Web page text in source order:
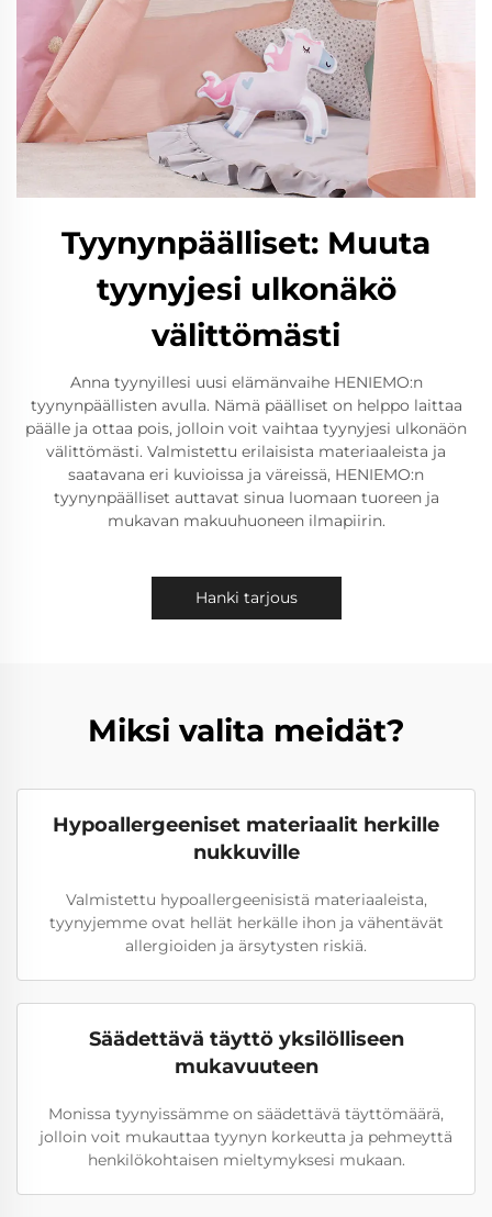
Tyynynpäälliset: Muuta
tyynyjesi ulkonäkö
välittömästi
Anna tyynyillesi uusi elämänvaihe HENIEMO:n
tyynynpäällisten avulla. Nämä päälliset on helppo laittaa
päälle ja ottaa pois, jolloin voit vaihtaa tyynyjesi ulkonäön
välittömästi. Valmistettu erilaisista materiaaleista ja
saatavana eri kuvioissa ja väreissä, HENIEMO:n
tyynynpäälliset auttavat sinua luomaan tuoreen ja
mukavan makuuhuoneen ilmapiirin.
Hanki tarjous
Miksi valita meidät?
Hypoallergeeniset materiaalit herkille
nukkuville
Valmistettu hypoallergeenisistä materiaaleista,
tyynyjemme ovat hellät herkälle ihon ja vähentävät
allergioiden ja ärsytysten riskiä.
Säädettävä täyttö yksilölliseen
mukavuuteen
Monissa tyynyissämme on säädettävä täyttömäärä,
jolloin voit mukauttaa tyynyn korkeutta ja pehmeyttä
henkilökohtaisen mieltymyksesi mukaan.